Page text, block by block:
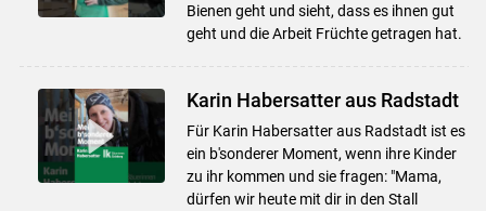
Bienen geht und sieht, dass es ihnen gut
geht und die Arbeit Früchte getragen hat.
Karin Habersatter aus Radstadt
Für Karin Habersatter aus Radstadt ist es
ein b'sonderer Moment, wenn ihre Kinder
zu ihr kommen und sie fragen: "Mama,
dürfen wir heute mit dir in den Stall